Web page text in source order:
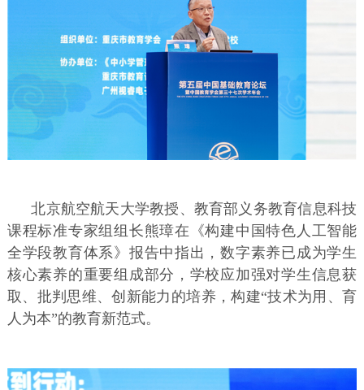
北京航空航天大学教授、教育部义务教育信息科技
课程标准专家组组长熊璋在《构建中国特色人工智能
全学段教育体系》报告中指出，数字素养已成为学生
核心素养的重要组成部分，学校应加强对学生信息获
取、批判思维、创新能力的培养，构建“技术为用、育
人为本”的教育新范式。